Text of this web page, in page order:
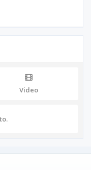
Video